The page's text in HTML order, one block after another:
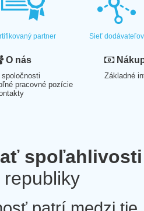
partner Sieť dodávateľov
O nás
spoločnosti
pracovné pozície
Základné
spoľahlivosti